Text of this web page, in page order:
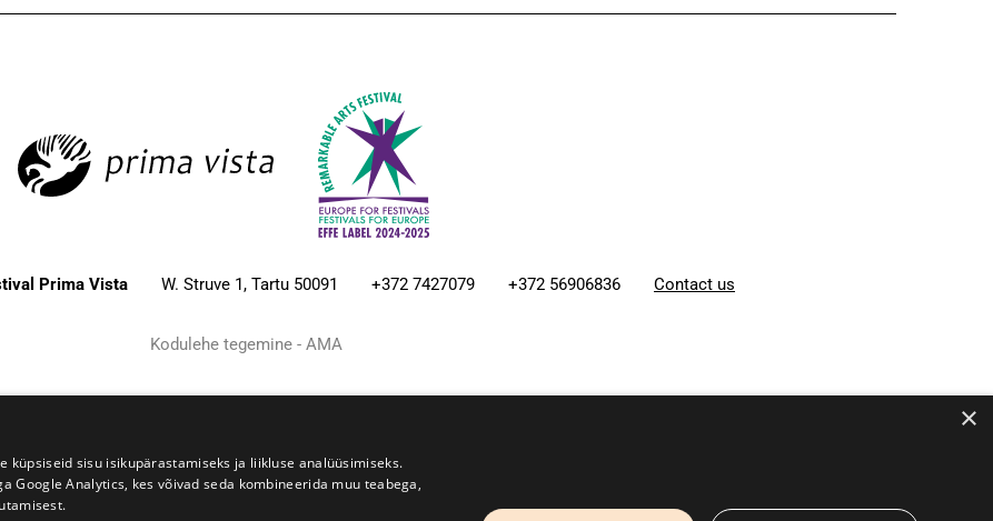
Prima Vista W. Struve 1, Tartu 50091 +372 7427079 +372 56906836 Contact us
Kodulehe tegemine - AMA
×
küpsiseid sisu isikupärastamiseks ja liikluse analüüsimiseks.
Analytics, kes võivad seda kombineerida muu teabega,